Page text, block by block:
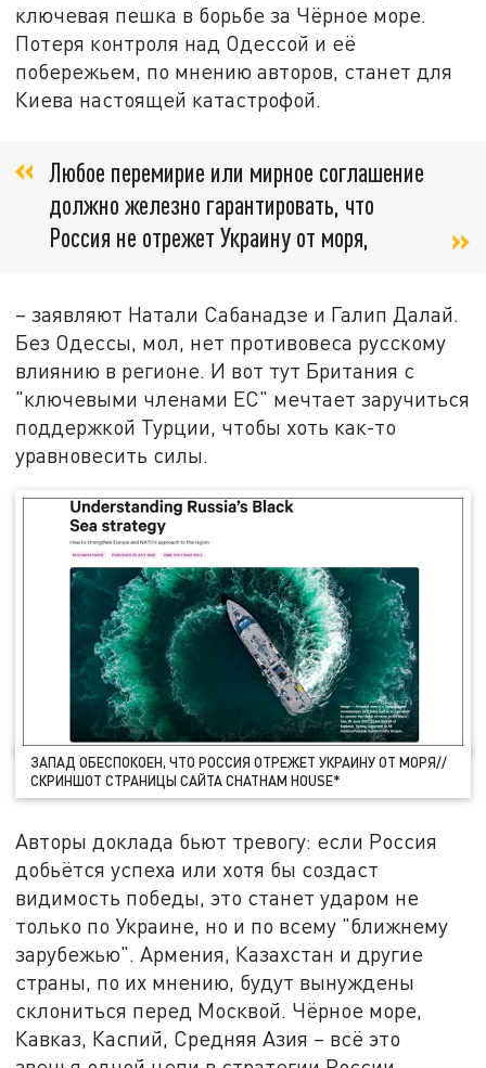
ключевая пешка в борьбе за Чёрное море.
Потеря контроля над Одессой и её
побережьем, по мнению авторов, станет для
Киева настоящей катастрофой.
Любое перемирие или мирное соглашение
должно железно гарантировать, что
Россия не отрежет Украину от моря,
– заявляют Натали Сабанадзе и Галип Далай.
Без Одессы, мол, нет противовеса русскому
влиянию в регионе. И вот тут Британия с
"ключевыми членами ЕС" мечтает заручиться
поддержкой Турции, чтобы хоть как-то
уравновесить силы.
ЗАПАД ОБЕСПОКОЕН, ЧТО РОССИЯ ОТРЕЖЕТ УКРАИНУ ОТ МОРЯ//
СКРИНШОТ СТРАНИЦЫ САЙТА CHATHAM HOUSE*
Авторы доклада бьют тревогу: если Россия
добьётся успеха или хотя бы создаст
видимость победы, это станет ударом не
только по Украине, но и по всему "ближнему
зарубежью". Армения, Казахстан и другие
страны, по их мнению, будут вынуждены
склониться перед Москвой. Чёрное море,
Кавказ, Каспий, Средняя Азия – всё это